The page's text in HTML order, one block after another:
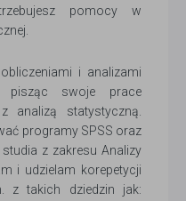
pomocy w
i analizami
pisząc swoje prace
analizą statystyczną.
programy SPSS oraz
z zakresu Analizy
i udzielam korepetycji
z takich dziedzin jak: